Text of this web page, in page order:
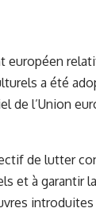
européen
a été
de l’Union
de lutter
et à garantir
introduites